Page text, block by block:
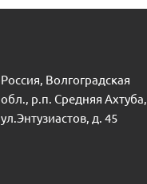
Россия, Волгоградская
обл., р.п. Средняя Ахтуба,
ул.Энтузиастов, д. 45